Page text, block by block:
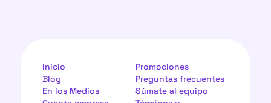
Inicio
Blog
En los Medios
Promociones
Preguntas frecuentes
Súmate al equipo